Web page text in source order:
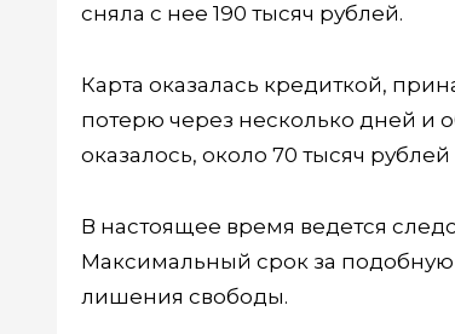
сняла с нее 190 тысяч рублей.
Карта оказалась кредиткой,
потерю через несколько дней и
оказалось, около 70 тысяч
В настоящее время ведется
Максимальный срок за подобную
лишения свободы.